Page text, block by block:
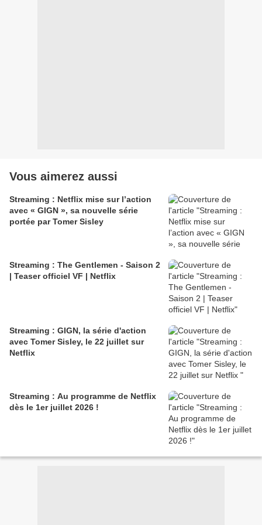
Vous aimerez aussi
Streaming : Netflix mise sur l’action
avec « GIGN », sa nouvelle série
portée par Tomer Sisley
Streaming : The Gentlemen - Saison 2
| Teaser officiel VF | Netflix
Streaming : GIGN, la série d'action
avec Tomer Sisley, le 22 juillet sur
Netflix
Streaming : Au programme de Netflix
dès le 1er juillet 2026 !